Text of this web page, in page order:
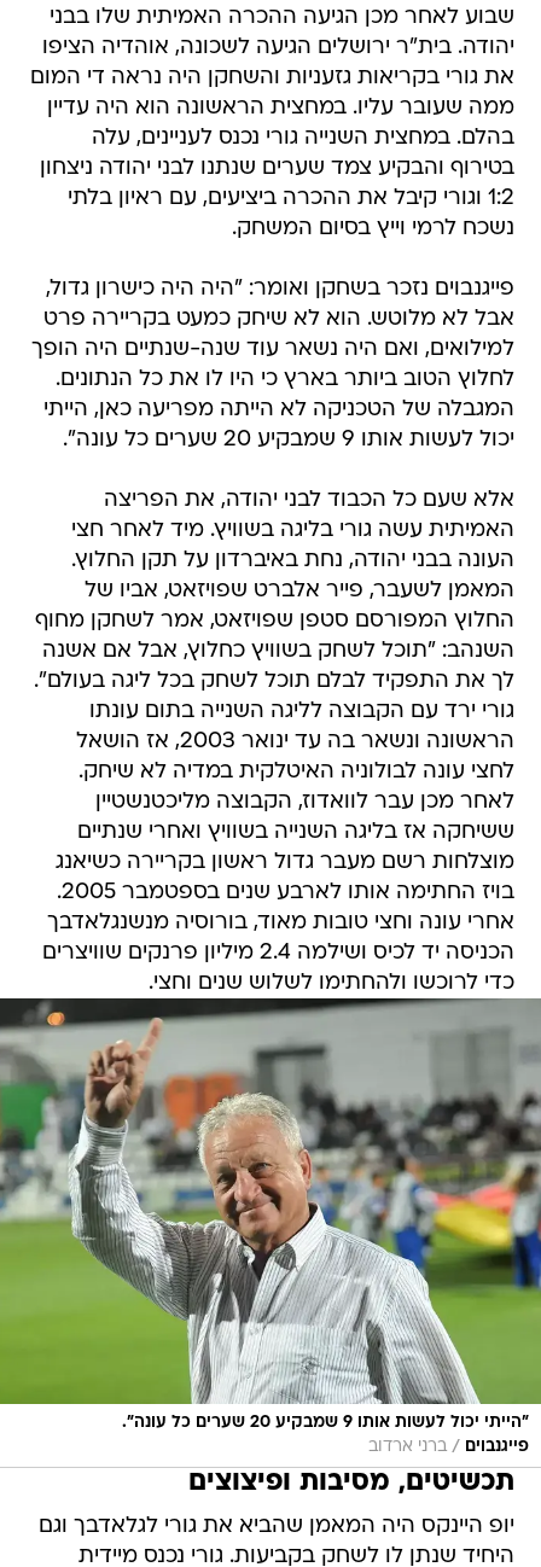
שבוע לאחר מכן הגיעה ההכרה האמיתית שלו בבני
יהודה. בית"ר ירושלים הגיעה לשכונה, אוהדיה הציפו
את גורי בקריאות גזעניות והשחקן היה נראה די המום
ממה שעובר עליו. במחצית הראשונה הוא היה עדיין
בהלם. במחצית השנייה גורי נכנס לעניינים, עלה
בטירוף והבקיע צמד שערים שנתנו לבני יהודה ניצחון
1:2 וגורי קיבל את ההכרה ביציעים, עם ראיון בלתי
נשכח לרמי וייץ בסיום המשחק.
פייגנבוים נזכר בשחקן ואומר: "היה היה כישרון גדול,
אבל לא מלוטש. הוא לא שיחק כמעט בקריירה פרט
למילואים, ואם היה נשאר עוד שנה-שנתיים היה הופך
לחלוץ הטוב ביותר בארץ כי היו לו את כל הנתונים.
המגבלה של הטכניקה לא הייתה מפריעה כאן, הייתי
יכול לעשות אותו 9 שמבקיע 20 שערים כל עונה".
אלא שעם כל הכבוד לבני יהודה, את הפריצה
האמיתית עשה גורי בליגה בשוויץ. מיד לאחר חצי
העונה בבני יהודה, נחת באיברדון על תקן החלוץ.
המאמן לשעבר, פייר אלברט שפויזאט, אביו של
החלוץ המפורסם סטפן שפויזאט, אמר לשחקן מחוף
השנהב: "תוכל לשחק בשוויץ כחלוץ, אבל אם אשנה
לך את התפקיד לבלם תוכל לשחק בכל ליגה בעולם".
גורי ירד עם הקבוצה לליגה השנייה בתום עונתו
הראשונה ונשאר בה עד ינואר 2003, אז הושאל
לחצי עונה לבולוניה האיטלקית במדיה לא שיחק.
לאחר מכן עבר לוואדוז, הקבוצה מליכטנשטיין
ששיחקה אז בליגה השנייה בשוויץ ואחרי שנתיים
מוצלחות רשם מעבר גדול ראשון בקריירה כשיאנג
בויז החתימה אותו לארבע שנים בספטמבר 2005.
אחרי עונה וחצי טובות מאוד, בורוסיה מנשנגלאדבך
הכניסה יד לכיס ושילמה 2.4 מיליון פרנקים שוויצרים
כדי לרוכשו ולהחתימו לשלוש שנים וחצי.
"הייתי יכול לעשות אותו 9 שמבקיע 20 שערים כל עונה".
פייגנבוים
/ ברני ארדוב
תכשיטים, מסיבות ופיצוצים
יופ היינקס היה המאמן שהביא את גורי לגלאדבך וגם
היחיד שנתן לו לשחק בקביעות. גורי נכנס מיידית